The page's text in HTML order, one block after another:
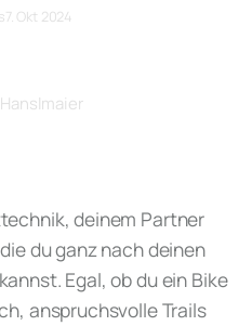
7. Okt 2024
deinem Partner
du ganz nach deinen
Egal, ob du ein Bike
anspruchsvolle Trails